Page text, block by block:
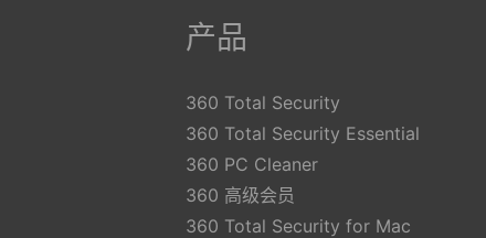
产品
360 Total Security
360 Total Security Essential
360 PC Cleaner
360 高级会员
360 Total Security for Mac